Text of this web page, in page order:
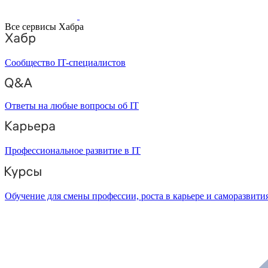
Все сервисы Хабра
Сообщество IT-специалистов
Ответы на любые вопросы об IT
Профессиональное развитие в IT
Обучение для смены профессии, роста в карьере и